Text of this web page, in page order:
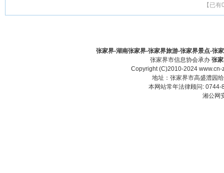
【已
张家界-湖南张家界-张家界旅游-张家界景点-张
张家界市信息协会承办 张
Copyright (C)2010-2024
地址：张家界市高盛澧园
本网站常年法律顾问:
湘公网